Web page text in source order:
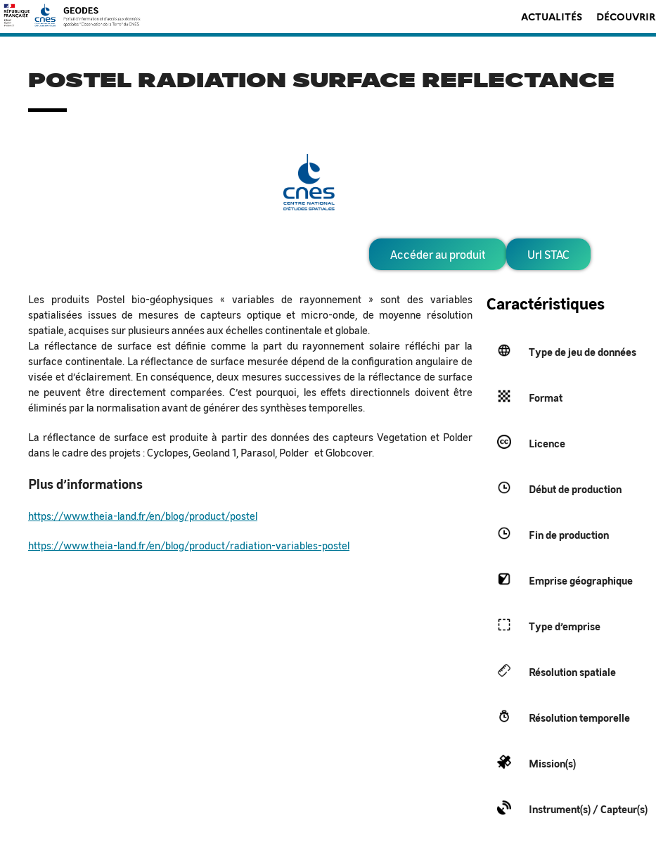
Skip
to
content
ACTUALITÉS DÉCOUVRIR
POSTEL RADIATION SURFACE REFLECTANCE
Accéder au produit Url STAC
Les produits Postel bio-géophysiques « variables de rayonnement » sont des variables
spatialisées issues de mesures de capteurs optique et micro-onde, de moyenne résolution
spatiale, acquises sur plusieurs années aux échelles continentale et globale.
La réflectance de surface est définie comme la part du rayonnement solaire réfléchi par la
surface continentale. La réflectance de surface mesurée dépend de la configuration angulaire de
visée et d’éclairement. En conséquence, deux mesures successives de la réflectance de surface
ne peuvent être directement comparées. C’est pourquoi, les effets directionnels doivent être
éliminés par la normalisation avant de générer des synthèses temporelles.
La réflectance de surface est produite à partir des données des capteurs Vegetation et Polder
dans le cadre des projets : Cyclopes, Geoland 1, Parasol, Polder et Globcover.
Plus d’informations
https://www.theia-land.fr/en/blog/product/postel
https://www.theia-land.fr/en/blog/product/radiation-variables-postel
Caractéristiques
Type de jeu de données
Format
Licence
Début de production
Fin de production
Emprise géographique
Typed’emprise
Résolution spatiale
Résolution temporelle
Mission(s)
Instrument(s) / Capteur(s)